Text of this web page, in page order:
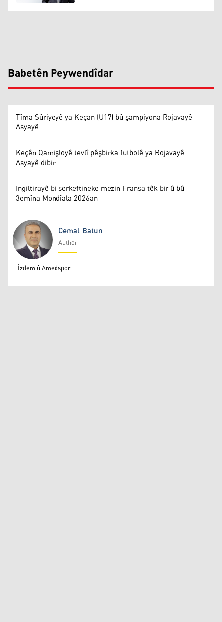
Babetên Peywendîdar
Tîma Sûriyeyê ya Keçan (U17) bû şampiyona Rojavayê
Asyayê
Keçên Qamişloyê tevlî pêşbirka futbolê ya Rojavayê
Asyayê dibin
Ingiltirayê bi serkeftineke mezin Fransa têk bir û bû
3emîna Mondîala 2026an
Cemal Batun
Cemal Batun
Author
Îzdem û Amedspor